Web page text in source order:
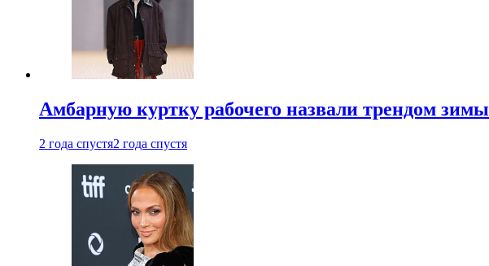
Амбарную куртку рабочего назвали трендом зимы
2 года спустя2 года спустя